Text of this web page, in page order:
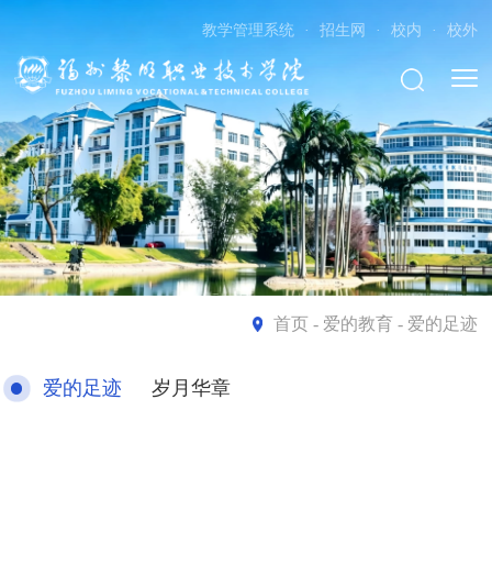
教学管理系统 · 招生网 · 校内 · 校外
首页- 爱的教育 - 爱的足迹
爱的足迹 岁月华章